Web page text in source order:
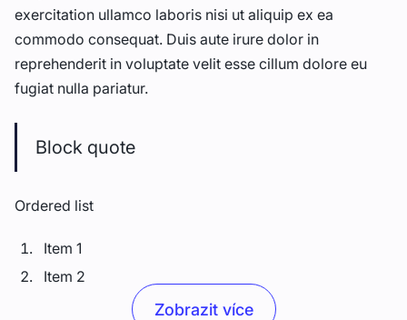
exercitation ullamco laboris nisi ut aliquip ex ea
commodo consequat. Duis aute irure dolor in
reprehenderit in voluptate velit esse cillum dolore eu
fugiat nulla pariatur.
Block quote
Ordered list
Item 1
Item 2
Zobrazit více